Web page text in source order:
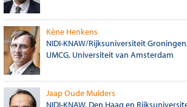
Kène Henkens
NIDI-KNAW/Rijksuniversiteit
UMCG, Universiteit van Amsterdam
Jaap Oude Mulders
NIDI-KNAW, Den Haag en